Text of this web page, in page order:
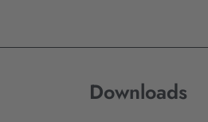
Downloads